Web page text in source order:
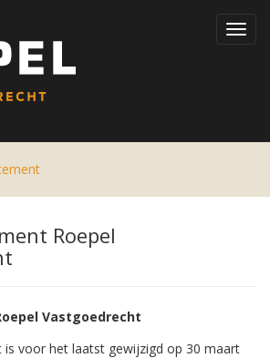
Roepel
Vastgoedrecht
is voor het laatst gewijzigd op 30 maart